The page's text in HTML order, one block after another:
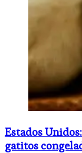
Estados
gatitos